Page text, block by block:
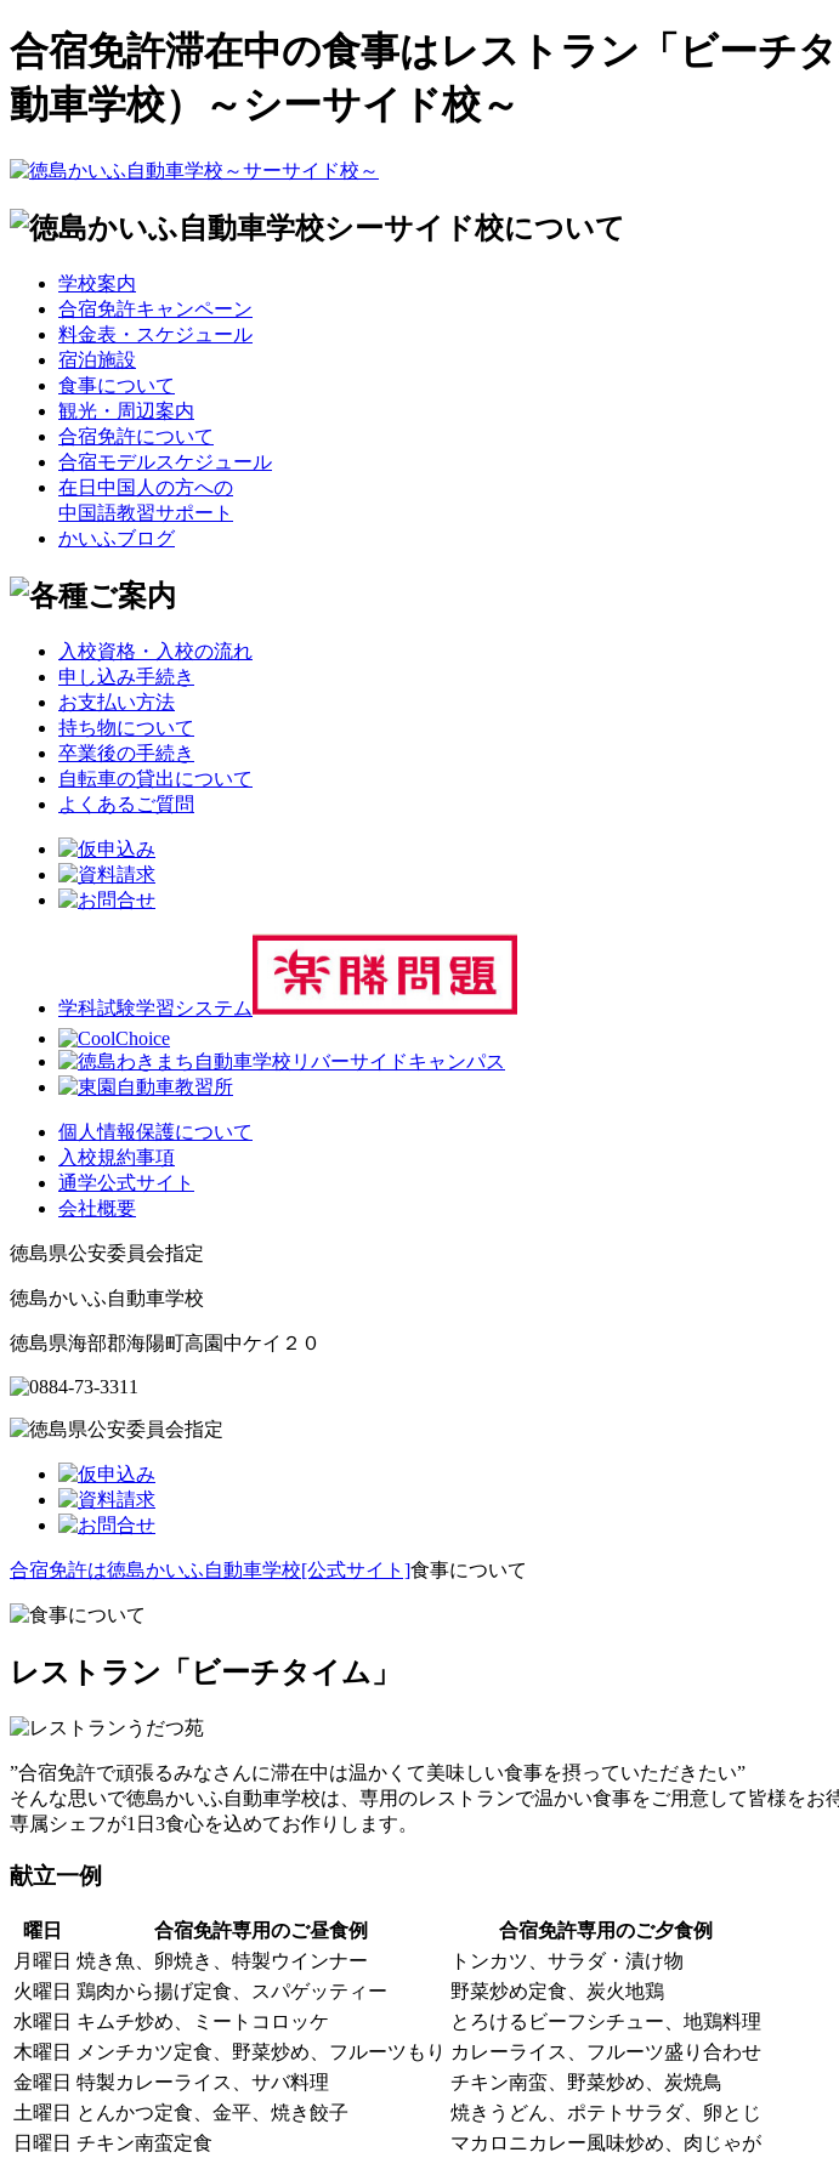
合宿免許滞在中の食事はレストラン「ビーチ
動車学校）～シーサイド校～
学校案内
合宿免許キャンペーン
料金表・スケジュール
宿泊施設
食事について
観光・周辺案内
合宿免許について
合宿モデルスケジュール
在日中国人の方への
中国語教習サポート
かいふブログ
入校資格・入校の流れ
申し込み手続き
お支払い方法
持ち物について
卒業後の手続き
自転車の貸出について
よくあるご質問
学科試験学習システム
個人情報保護について
入校規約事項
通学公式サイト
会社概要
徳島県公安委員会指定
徳島かいふ自動車学校
徳島県海部郡海陽町高園中ケイ２０
合宿免許は徳島かいふ自動車学校[公式サイト]食事について
レストラン「ビーチタイム」
”合宿免許で頑張るみなさんに滞在中は温かくて美味しい食事を摂っていただきたい”
そんな思いで徳島かいふ自動車学校は、専用のレストランで温かい食事をご用意して皆様をお
専属シェフが1日3食心を込めてお作りします。
献立一例
曜日 合宿免許専用のご昼食例
合宿免許専用のご夕食例
月曜日 焼き魚、卵焼き、特製ウインナー
トンカツ、サラダ・漬け物
火曜日 鶏肉から揚げ定食、スパゲッティー
野菜炒め定食、炭火地鶏
水曜日 キムチ炒め、ミートコロッケ
とろけるビーフシチュー、地鶏料理
木曜日
メンチカツ定食、野菜炒め、フルーツもり カレーライス、フルーツ盛り合わせ
金曜日 特製カレーライス、サバ料理
チキン南蛮、野菜炒め、炭焼鳥
土曜日 とんかつ定食、金平、焼き餃子
焼きうどん、ポテトサラダ、卵とじ
日曜日 チキン南蛮定食 マカロニカレー風味炒め、肉じゃが